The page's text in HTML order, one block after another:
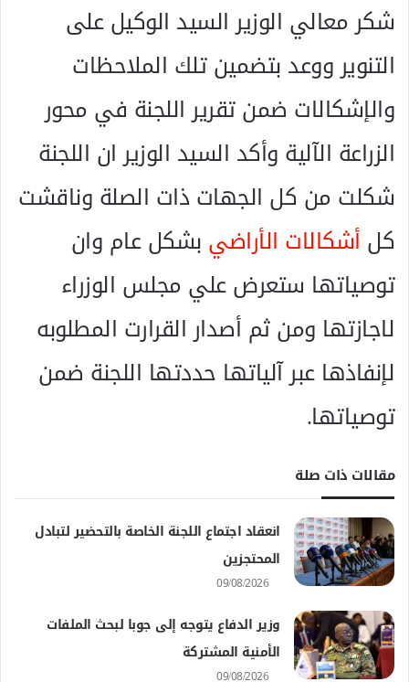
شكر معالي الوزير السيد الوكيل على
التنوير ووعد بتضمين تلك الملاحظات
والإشكالات ضمن تقرير اللجنة في محور
الزراعة الآلية وأكد السيد الوزير ان اللجنة
شكلت من كل الجهات ذات الصلة وناقشت
كلأشكالات الأراضيبشكل عام وان
توصياتها ستعرض علي مجلس الوزراء
لاجازتها ومن ثم أصدار القرارت المطلوبه
لإنفاذها عبر آلياتها حددتها اللجنة ضمن
توصياتها.
مقالات ذات صلة
انعقاد اجتماع اللجنة الخاصة بالتحضير لتبادل
المحتجزين
09/08/2026
وزير الدفاع يتوجه إلى جوبا لبحث الملفات
الأمنية المشتركة
09/08/2026